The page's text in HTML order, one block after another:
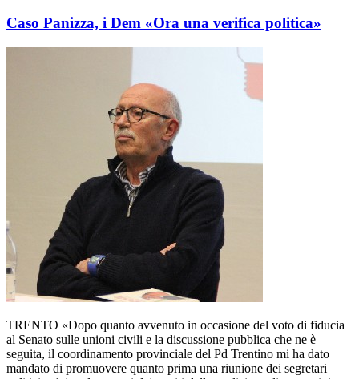
Caso Panizza, i Dem «Ora una verifica politica»
TRENTO «Dopo quanto avvenuto in occasione del voto di fiducia
al Senato sulle unioni civili e la discussione pubblica che ne è
seguita, il coordinamento provinciale del Pd Trentino mi ha dato
mandato di promuovere quanto prima una riunione dei segretari